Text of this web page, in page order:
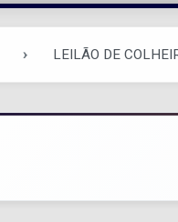
LEILÃO DE